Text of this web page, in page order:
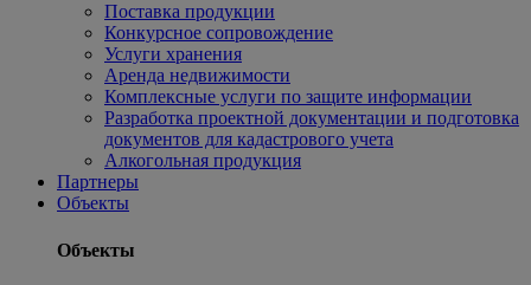
Поставка продукции
Конкурсное сопровождение
Услуги хранения
Аренда недвижимости
Комплексные услуги по защите информации
Разработка проектной документации и подготовка
документов для кадастрового учета
Алкогольная продукция
Партнеры
Объекты
Объекты